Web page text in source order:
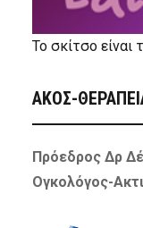
Το σκίτσο είναι
ΑΚΟΣ-
Πρόεδρος Δρ
Ογκολόγος-